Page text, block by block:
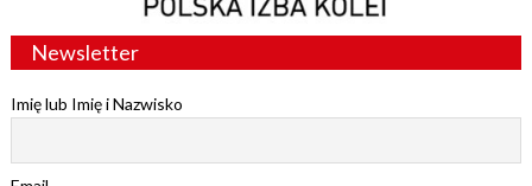
Newsletter
Imię lub Imię i Nazwisko